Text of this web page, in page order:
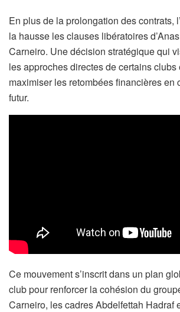
En plus de la prolongation des contrats,
la hausse les clauses libératoires
Carneiro. Une décision stratégique qui
les approches directes de certains clubs
maximiser les retombées financières en
futur.
Ce mouvement s’inscrit dans un plan
club pour renforcer la cohésion du
Carneiro, les cadres Abdelfettah Hadraf